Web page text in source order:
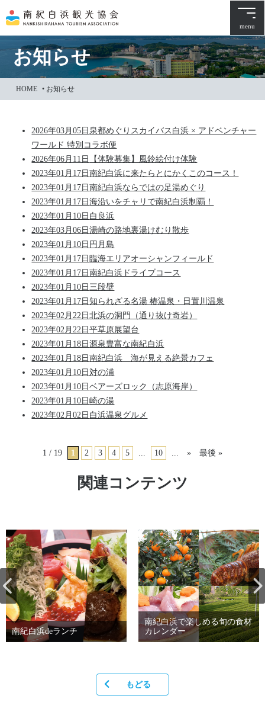
文
に
ス
ッ
menu
お知らせ
HOME • お知らせ
2026年03月05日 泉都めぐりスカイバス白浜 × アドベンチャー
ワールド 特別コラボ便
2026年06月11日
【体験募集】風鈴絵付け体験
2023年01月17日南紀白浜に来たらとにかくこのコース！
2023年01月17日南紀白浜ならではの足湯めぐり
2023年01月17日海沿いをチャリで南紀白浜制覇！
2023年01月10日 白良浜
2023年03月06日湯崎の路地裏湯けむり散歩
2023年01月10日 円月島
2023年01月17日 臨海エリアオーシャンフィールド
2023年01月17日南紀白浜ドライブコース
2023年01月10日三段壁
2023年01月17日知られざる名湯 椿温泉・日置川温泉
2023年02月22日北浜の洞門（通り抜け奇岩）
2023年02月22日平草原展望台
2023年01月18日源泉豊富な南紀白浜
2023年01月18日南紀白浜 海が見える絶景カフェ
2023年01月10日対の浦
2023年01月10日ベアーズロック（志原海岸）
2023年01月10日崎の湯
2023年02月02日 白浜温泉グルメ
1 / 19 1 2 3 4 5 ... 10 ... » 最後 »
関連コンテンツ
南紀白浜deランチ
南紀白浜で楽しめる旬の食材
カレンダー
もどる